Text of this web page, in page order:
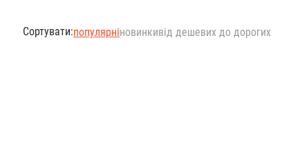
Сортувати:популярніновинкивід дешевих до дорогих